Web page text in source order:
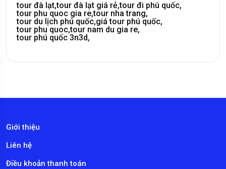
tour đà lạt,tour đà lạt giá rẻ,tour đi phú quốc,
tour phu quoc gia re,tour nha trang,
tour du lịch phú quốc,giá tour phú quốc,
tour phu quoc,tour nam du gia re,
tour phú quốc 3n3d,
Giới thiệu
Liên hệ
Điều khoản thanh toán